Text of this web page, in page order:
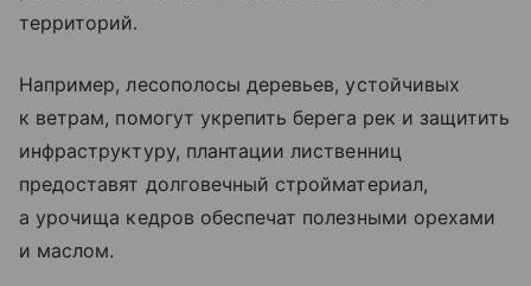
территорий.
Например, лесополосы деревьев, устойчивых
к ветрам, помогут укрепить берега рек и защитить
инфраструктуру, плантации лиственниц
предоставят долговечный стройматериал,
а урочища кедров обеспечат полезными орехами
и маслом.